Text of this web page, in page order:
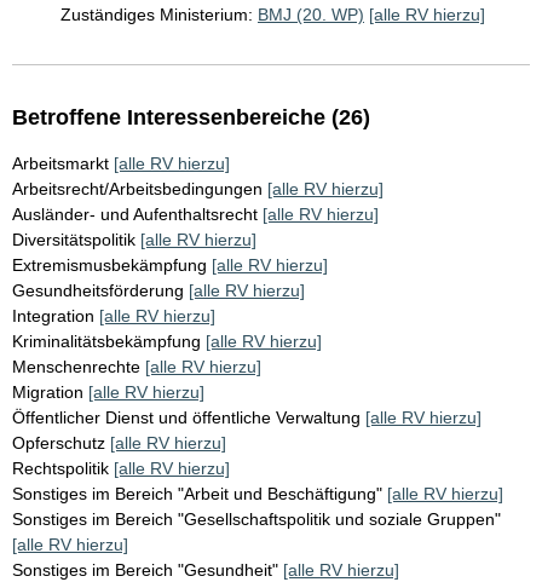
Zuständiges Ministerium: BMJ (20. WP) [alle RV hierzu]
Betroffene Interessenbereiche (26)
Arbeitsmarkt [alle RV hierzu]
Arbeitsrecht/Arbeitsbedingungen [alle RV hierzu]
Ausländer- und Aufenthaltsrecht [alle RV hierzu]
Diversitätspolitik [alle RV hierzu]
Extremismusbekämpfung [alle RV hierzu]
Gesundheitsförderung [alle RV hierzu]
Integration [alle RV hierzu]
Kriminalitätsbekämpfung [alle RV hierzu]
Menschenrechte [alle RV hierzu]
Migration [alle RV hierzu]
Öffentlicher Dienst und öffentliche Verwaltung [alle RV hierzu]
Opferschutz [alle RV hierzu]
Rechtspolitik [alle RV hierzu]
Sonstiges im Bereich "Arbeit und Beschäftigung" [alle RV hierzu]
Sonstiges im Bereich "Gesellschaftspolitik und soziale Gruppen"
[alle RV hierzu]
Sonstiges im Bereich "Gesundheit" [alle RV hierzu]